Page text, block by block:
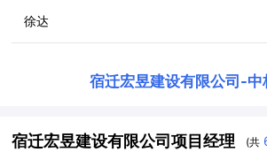
徐达
宿迁宏昱建设有限公司 -中
宿迁宏昱建设有限公司项目经理 (共